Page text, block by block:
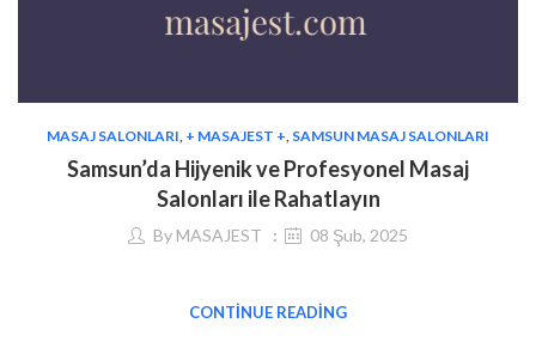
MASAJ SALONLARI + MASAJEST + SAMSUN MASAJ SALONLARI
Samsun’da Hijyenik ve Profesyonel Masaj
Salonları ile Rahatlayın
By MASAJEST 08 Şub, 2025
CONTINUE READING